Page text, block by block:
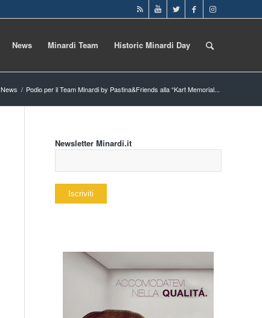
News Minardi Team Historic Minardi Day
News / Podio per il Team Minardi by Pastina&Friends alla “Kart Memorial...
Newsletter Minardi.it